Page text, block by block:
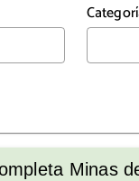
Minas